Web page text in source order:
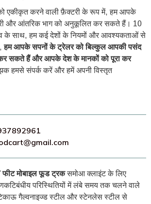
एकीकृत करने वाली फ़ैक्टरी के रूप में, हम आपके
और आंतरिक भाग को अनुकूलित कर सकते हैं। 10
के साथ, हम कई देशों के नियमों और आवश्यकताओं से
हम आपके सपनों के ट्रेलर को बिल्कुल आपकी पसंद
सकते हैं और आपके देश के मानकों को पूरा कर
हमसे संपर्क करें और हमें अपनी विस्तृत
मोबाइल फूड ट्रकसमोआ क्लाइंट के लिए
परिस्थितियों में लंबे समय तक चलने वाले
गैल्वनाइज्ड स्टील और स्टेनलेस स्टील से